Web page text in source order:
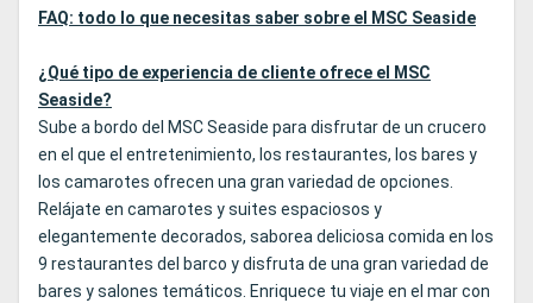
FAQ: todo lo que necesitas saber sobre el MSC Seaside
¿Qué tipo de experiencia de cliente ofrece el MSC
Seaside?
Sube a bordo del MSC Seaside para disfrutar de un crucero
en el que el entretenimiento, los restaurantes, los bares y
los camarotes ofrecen una gran variedad de opciones.
Relájate en camarotes y suites espaciosos y
elegantemente decorados, saborea deliciosa comida en los
9 restaurantes del barco y disfruta de una gran variedad de
bares y salones temáticos. Enriquece tu viaje en el mar con